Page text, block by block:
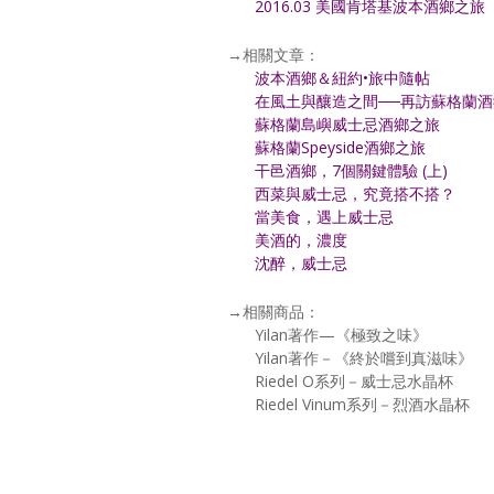
2016.03 美國肯塔基波本酒鄉之旅
→相關文章：
波本酒鄉＆紐約•旅中隨帖
在風土與釀造之間──再訪蘇格蘭
蘇格蘭島嶼威士忌酒鄉之旅
蘇格蘭Speyside酒鄉之旅
干邑酒鄉，7個關鍵體驗 (上)
西菜與威士忌，究竟搭不搭？
當美食，遇上威士忌
美酒的，濃度
沈醉，威士忌
→相關商品：
Yilan著作—《極致之味》
Yilan著作－《終於嚐到真滋味》
Riedel O系列－威士忌水晶杯
Riedel Vinum系列－烈酒水晶杯